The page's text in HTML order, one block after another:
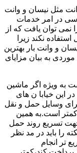
مثل نیسان و وانت
در امر خدمات
توان یافت که از
نکند زیرا
و وانت بار بهترین
به بیان مزایای
به ویژه اگر ماشین
این خیابا ن های
وسایل حمل و نقل
است.به همین
تسریع روند حمل
را باید در مد نظر
تر انجام